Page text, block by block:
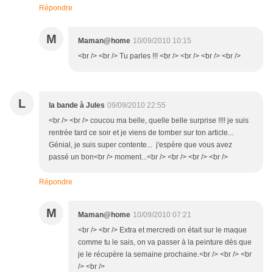
Répondre
M Maman@home 10/09/2010 10:15
<br /> <br /> Tu parles !!! <br /> <br /> <br /> <br />
L la bande à Jules 09/09/2010 22:55
<br /> <br /> coucou ma belle, quelle belle surprise !!!! je suis
rentrée tard ce soir et je viens de tomber sur ton article...
Génial, je suis super contente... j'espère que vous avez
passé un bon<br /> moment...<br /> <br /> <br /> <br />
Répondre
M Maman@home 10/09/2010 07:21
<br /> <br /> Extra et mercredi on était sur le maque
comme tu le sais, on va passer à la peinture dès que
je le récupère la semaine prochaine.<br /> <br /> <br
/> <br />